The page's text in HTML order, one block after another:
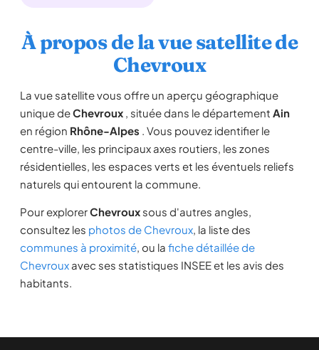
À propos de la vue satellite de
Chevroux
La vue satellite vous offre un aperçu géographique
unique deChevroux , située dans le département Ain
en région Rhône-Alpes . Vous pouvez identifier le
centre-ville, les principaux axes routiers, les zones
résidentielles, les espaces verts et les éventuels reliefs
naturels qui entourent la commune.
Pour explorerChevroux sous d'autres angles,
consultez les photos de Chevroux, la liste des
communes à proximité, ou la fiche détaillée de
Chevroux avec ses statistiques INSEE et les avis des
habitants.